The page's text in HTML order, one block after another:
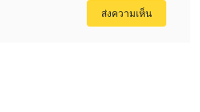
มารถพยากรณ์การเคลื่อนไหวของ
ส่งความเห็น